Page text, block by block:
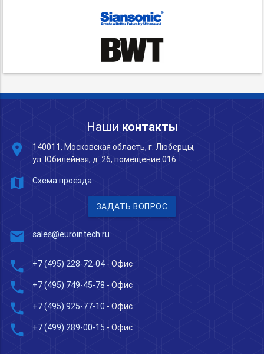
Наши контакты
place
140011, Московская область, г. Люберцы,
ул. Юбилейная, д. 26, помещение 016
map Схема проезда
ЗАДАТЬ ВОПРОС
mail sales@eurointech.ru
phone +7 (495) 228-72-04 - Офис
phone +7 (495) 749-45-78 - Офис
phone +7 (495) 925-77-10 - Офис
phone +7 (499) 289-00-15 - Офис